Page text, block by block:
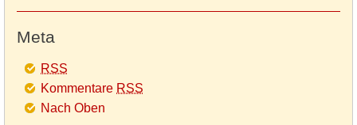
Meta
RSS
Kommentare RSS
Nach Oben